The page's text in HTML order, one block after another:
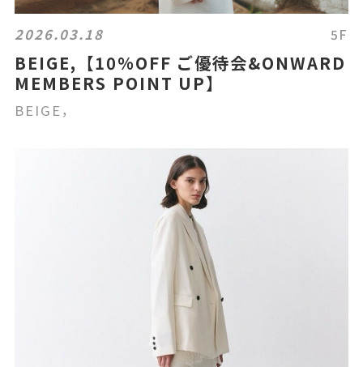
2026.03.18 5F
BEIGE,【10%OFF ご優待会&ONWARD
MEMBERS POINT UP】
BEIGE，